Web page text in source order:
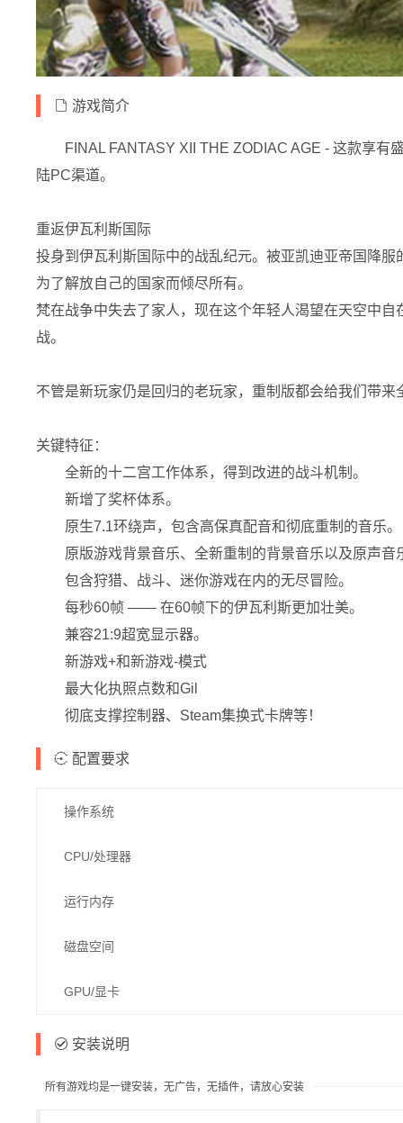
游戏简介
FINAL FANTASY XII THE ZODIAC AGE - 这款享
陆PC渠道。
重返伊瓦利斯国际
投身到伊瓦利斯国际中的战乱纪元。被亚凯迪亚帝国降
为了解放自己的国家而倾尽所有。
梵在战争中失去了家人，现在这个年轻人渴望在天空中
战。
不管是新玩家仍是回归的老玩家，重制版都会给我们带
关键特征：
全新的十二宫工作体系，得到改进的战斗机制。
新增了奖杯体系。
原生7.1环绕声，包含高保真配音和彻底重制的音乐。
原版游戏背景音乐、全新重制的背景音乐以及原声音
包含狩猎、战斗、迷你游戏在内的无尽冒险。
每秒60帧 —— 在60帧下的伊瓦利斯更加壮美。
兼容21:9超宽显示器。
新游戏+和新游戏-模式
最大化执照点数和Gil
彻底支撑控制器、Steam集换式卡牌等！
配置要求
操作系统
CPU/处理器
运行内存
磁盘空间
GPU/显卡
安装说明
所有游戏均是一键安装，无广告，无插件，请放心安装